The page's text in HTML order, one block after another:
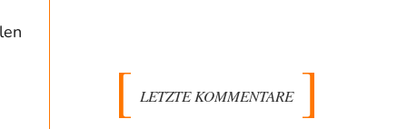
LETZTE KOMMENTARE